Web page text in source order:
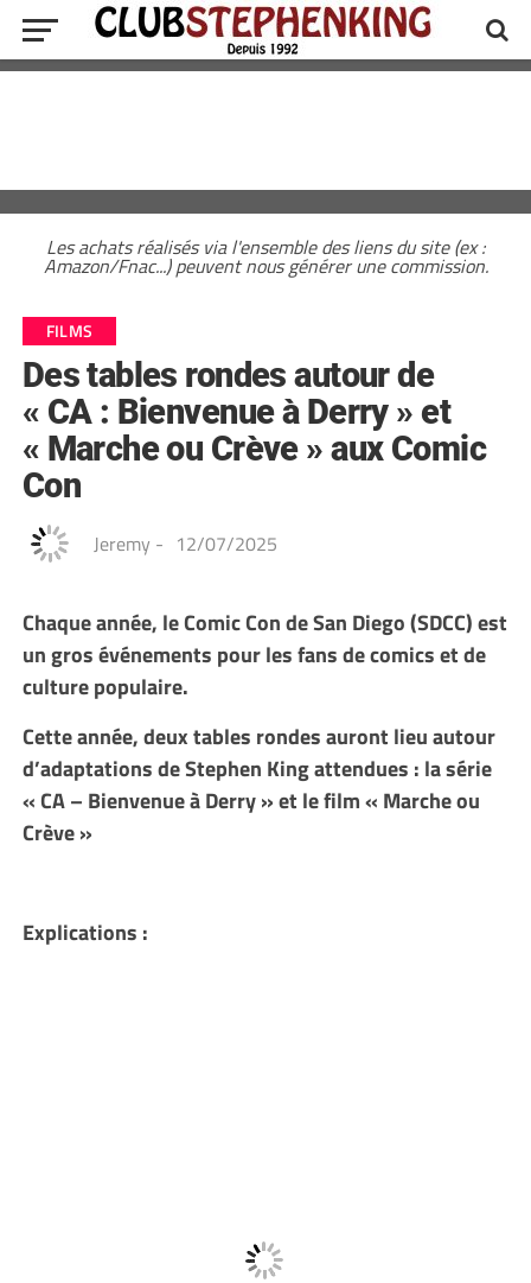
Les achats réalisés via l'ensemble des liens du site (ex :
Amazon/Fnac...) peuvent nous générer une commission.
FILMS
Des tables rondes autour de
« CA : Bienvenue à Derry » et
« Marche ou Crève » aux Comic
Con
Jeremy - 12/07/2025
Chaque année, le Comic Con de San Diego (SDCC) est
un gros événements pour les fans de comics et de
culture populaire.
Cette année, deux tables rondes auront lieu autour
d’adaptations de Stephen King attendues : la série
« CA – Bienvenue à Derry » et le film « Marche ou
Crève »
Explications :